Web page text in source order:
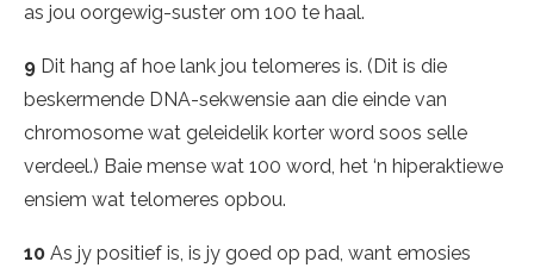
as jou oorgewig-suster om 100 te haal.
9 Dit hang af hoe lank jou telomeres is. (Dit is die
beskermende DNA-sekwensie aan die einde van
chromosome wat geleidelik korter word soos selle
verdeel.) Baie mense wat 100 word, het ‘n hiperaktiewe
ensiem wat telomeres opbou.
10 As jy positief is, is jy goed op pad, want emosies